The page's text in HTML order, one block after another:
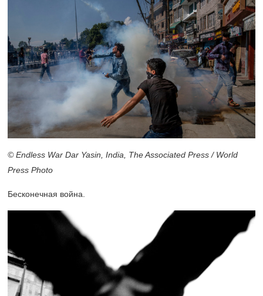
© Endless War Dar Yasin, India, The Associated Press / World
Press Photo
Бесконечная война.